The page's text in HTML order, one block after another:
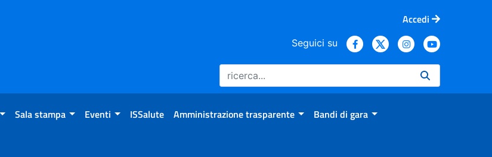
Accedi
Seguici su
Sala stampa Eventi ISSalute Amministrazione trasparente Bandi di gara